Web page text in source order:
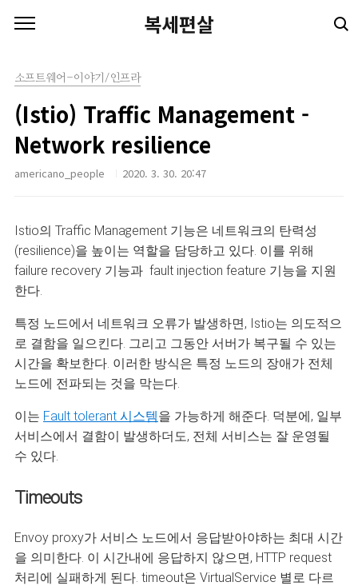
복세편살
소프트웨어-이야기/인프라
(Istio) Traffic Management -
Network resilience
americano_people 2020. 3. 30. 20:47
Istio의 Traffic Management 기능은 네트워크의 탄력성
(resilience)을 높이는 역할을 담당하고 있다. 이를 위해
failure recovery 기능과 fault injection feature 기능을 지원
한다.
특정 노드에서 네트워크 오류가 발생하면, Istio는 의도적으
로 결함을 일으킨다. 그리고 그동안 서버가 복구될 수 있는
시간을 확보한다. 이러한 방식은 특정 노드의 장애가 전체
노드에 전파되는 것을 막는다.
이는 Fault tolerant 시스템을 가능하게 해준다. 덕분에, 일부
서비스에서 결함이 발생하더도, 전체 서비스는 잘 운영될
수 있다.
Timeouts
Envoy proxy가 서비스 노드에서 응답받아야하는 최대 시간
을 의미한다. 이 시간내에 응답하지 않으면, HTTP request
처리에 실패하게 된다. timeout은 VirtualService 별로 다르